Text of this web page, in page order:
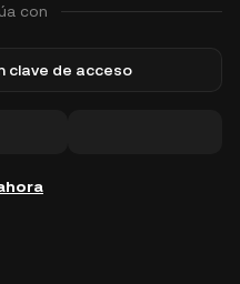
con
clave de acceso